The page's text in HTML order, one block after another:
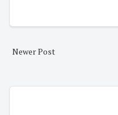
Newer Post